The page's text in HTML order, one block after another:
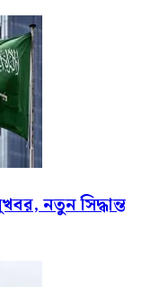
নতুন সিদ্ধান্ত